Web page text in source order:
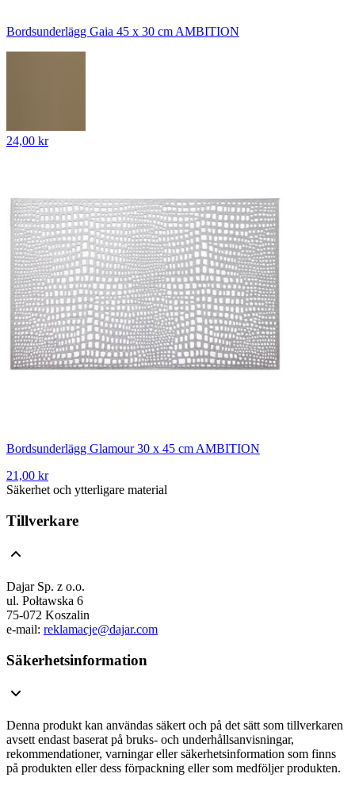
Bordsunderlägg Gaia 45 x 30 cm AMBITION
24,00 kr
Bordsunderlägg Glamour 30 x 45 cm AMBITION
21,00 kr
Säkerhet och ytterligare material
Tillverkare
Dajar Sp. z o.o.
ul. Połtawska 6
75-072 Koszalin
e-mail: reklamacje@dajar.com
Säkerhetsinformation
Denna produkt kan användas säkert och på det sätt som tillverkaren
avsett endast baserat på bruks- och underhållsanvisningar,
rekommendationer, varningar eller säkerhetsinformation som finns
på produkten eller dess förpackning eller som medföljer produkten.